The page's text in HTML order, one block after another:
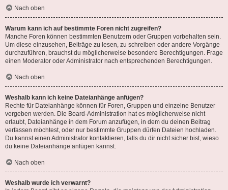
Nach oben
Warum kann ich auf bestimmte Foren nicht zugreifen?
Manche Foren können bestimmten Benutzern oder Gruppen vorbehalten sein.
Um diese einzusehen, Beiträge zu lesen, zu schreiben oder andere Vorgänge
durchzuführen, brauchst du möglicherweise besondere Berechtigungen. Frage
einen Moderator oder Administrator nach entsprechenden Berechtigungen.
Nach oben
Weshalb kann ich keine Dateianhänge anfügen?
Rechte für Dateianhänge können für Foren, Gruppen und einzelne Benutzer
vergeben werden. Die Board-Administration hat es möglicherweise nicht
erlaubt, Dateianhänge in dem Forum anzufügen, in dem du deinen Beitrag
verfassen möchtest, oder nur bestimmte Gruppen dürfen Dateien hochladen.
Du kannst einen Administrator kontaktieren, falls du dir nicht sicher bist, wieso
du keine Dateianhänge anfügen kannst.
Nach oben
Weshalb wurde ich verwarnt?